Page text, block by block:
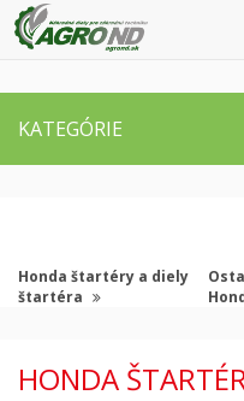
KATEGÓRIE
Honda štartéry a diely
štartéra
HONDA